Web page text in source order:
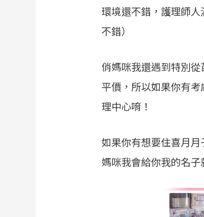
環境還不錯，護理師
不錯）
俏媽咪我還遇到特別
平價，所以如果你有
理中心唷！
如果你有想要住喜月
媽咪我會給你我的名